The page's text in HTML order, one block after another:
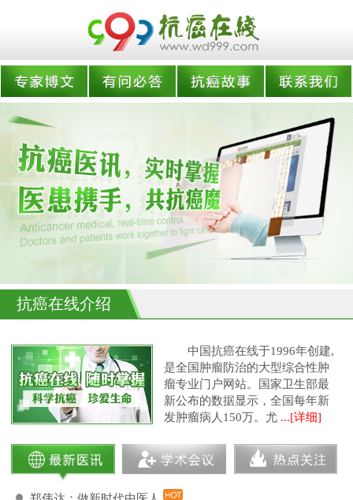
抗癌在线介绍
中国抗癌在线于1996年创建,
是全国肿瘤防治的大型综合性肿
瘤专业门户网站。国家卫生部最
新公布的数据显示，全国每年新
发肿瘤病人150万。尤 ...[详细]